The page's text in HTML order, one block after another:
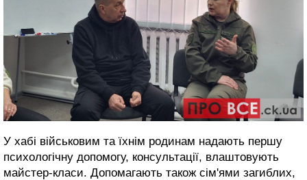
У хабі військовим та їхнім родинам надають першу
психологічну допомогу, консультації, влаштовують
майстер-класи. Допомагають також сім'ями загиблих,